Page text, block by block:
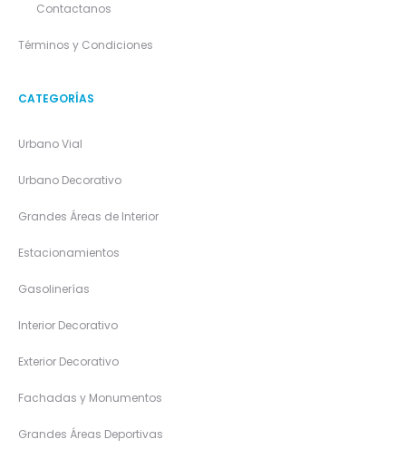
Contactanos
Términos y Condiciones
CATEGORÍAS
Urbano Vial
Urbano Decorativo
Grandes Áreas de Interior
Estacionamientos
Gasolinerías
Interior Decorativo
Exterior Decorativo
Fachadas y Monumentos
Grandes Áreas Deportivas